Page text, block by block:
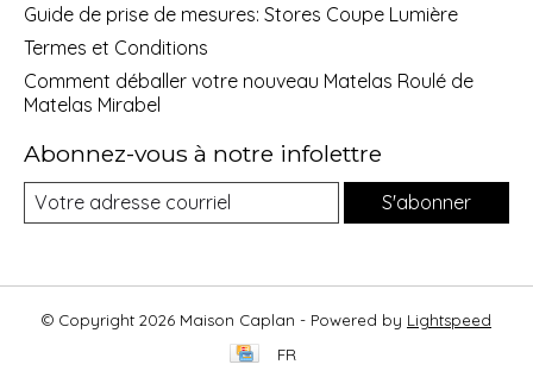
Guide de prise de mesures: Stores Coupe Lumière
Termes et Conditions
Comment déballer votre nouveau Matelas Roulé de
Matelas Mirabel
Abonnez-vous à notre infolettre
S'abonner
© Copyright 2026 Maison Caplan - Powered by Lightspeed
FR